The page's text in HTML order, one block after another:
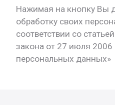
Нажимая на кнопку Вы
обработку своих
соответствии со
закона от 27 июля
персональных данных»